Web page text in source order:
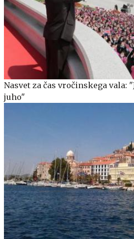
Nasvet za čas vročinskega vala:
juho"